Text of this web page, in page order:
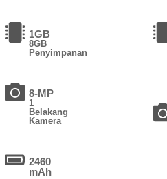
1GB
8GB
Penyimpanan
8-MP
1
Belakang
Kamera
2460
mAh